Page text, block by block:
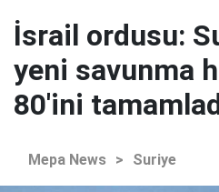
İsrail ordusu:
yeni savunma
80'ini
Mepa News > Suriye